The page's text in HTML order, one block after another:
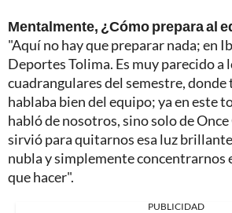
Mentalmente, ¿Cómo prepara al
"Aquí no hay que preparar nada; en
Deportes Tolima. Es muy parecido a
cuadrangulares del semestre,
hablaba bien del equipo; ya en este
habló de nosotros, sino solo de Once
sirvió para quitarnos esa luz
nubla y simplemente concentrarnos
que hacer".
PUBLICIDAD